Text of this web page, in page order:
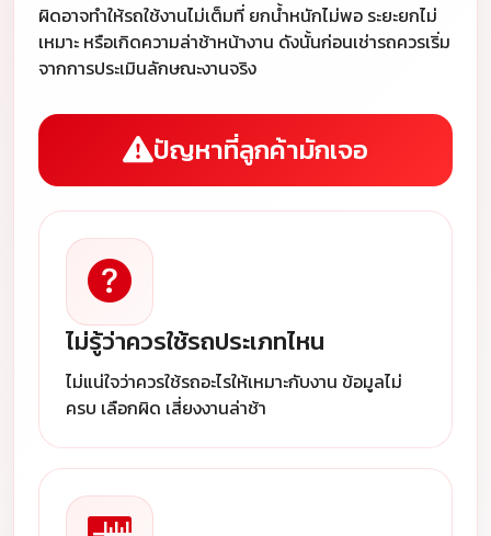
ผิดอาจทำให้รถใช้งานไม่เต็มที่ ยกน้ำหนักไม่พอ ระยะยกไม่
เหมาะ หรือเกิดความล่าช้าหน้างาน ดังนั้นก่อนเช่ารถควรเริ่ม
จากการประเมินลักษณะงานจริง
ปัญหาที่ลูกค้ามักเจอ
ไม่รู้ว่าควรใช้รถประเภทไหน
ไม่แน่ใจว่าควรใช้รถอะไรให้เหมาะกับงาน ข้อมูลไม่
ครบ เลือกผิด เสี่ยงงานล่าช้า